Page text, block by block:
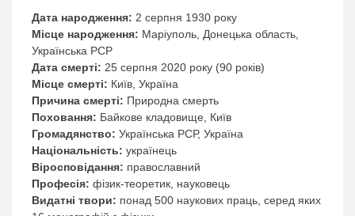
Дата народження: 2 серпня 1930 року
Місце народження: Маріуполь, Донецька область,
Українська РСР
Дата смерті: 25 серпня 2020 року (90 років)
Місце смерті: Київ, Україна
Причина смерті: Природна смерть
Поховання: Байкове кладовище, Київ
Громадянство: Українська РСР, Україна
Національність: українець
Віросповідання: православний
Професія: фізик-теоретик, науковець
Видатні твори: понад 500 наукових праць, серед яких